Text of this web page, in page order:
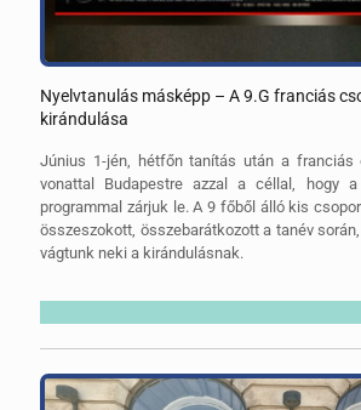
Nyelvtanulás másképp – A 9.G franciás
kirándulása
Június 1-jén, hétfőn tanítás után a franciás
vonattal Budapestre azzal a céllal, hogy
programmal zárjuk le. A 9 főből álló kis
összeszokott, összebarátkozott a tanév
vágtunk neki a kirándulásnak.